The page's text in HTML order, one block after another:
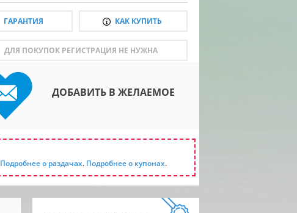
ГАРАНТИЯ КАК КУПИТЬ
ДЛЯ ПОКУПОК РЕГИСТРАЦИЯ НЕ НУЖНА
ДОБАВИТЬ В ЖЕЛАЕМОЕ
Подробнее о раздачах. Подробнее о купонах.